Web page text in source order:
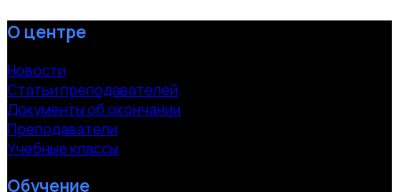
О центре
Новости
Статьи преподавателей
Документы об окончании
Преподаватели
Учебные классы
Обучение